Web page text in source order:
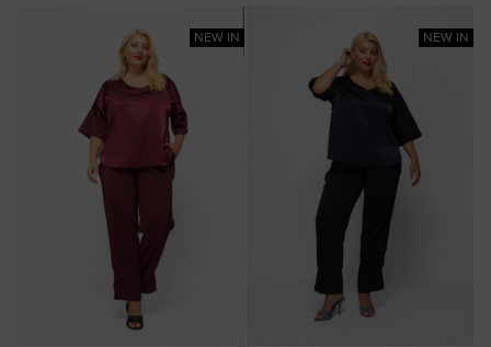
NEW IN NEW IN